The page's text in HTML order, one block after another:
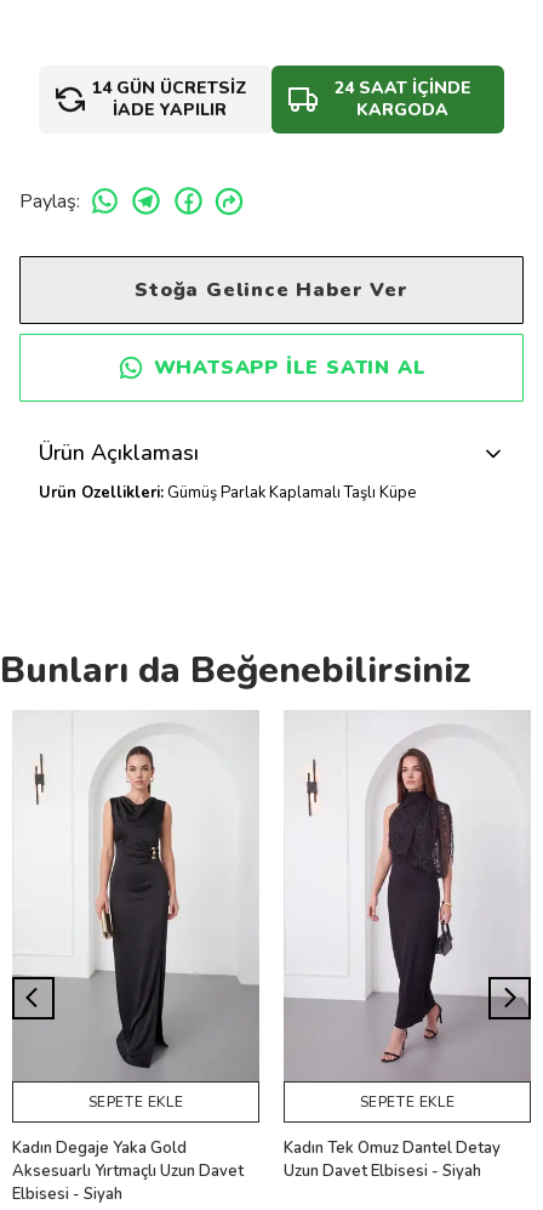
14 GÜN ÜCRETSİZ
İADE YAPILIR
24 SAAT İÇİNDE
KARGODA
Paylaş:
Stoğa Gelince Haber Ver
WHATSAPP ILE SATIN AL
Ürün Açıklaması
Ürün Özellikleri:Gümüş Parlak Kaplamalı Taşlı Küpe
Bunları da Beğenebilirsiniz
SEPETE EKLE
Kadın Degaje Yaka Gold
Aksesuarlı Yırtmaçlı Uzun Davet
Elbisesi - Siyah
SEPETE EKLE
Kadın Tek Omuz Dantel Detay
Uzun Davet Elbisesi - Siyah